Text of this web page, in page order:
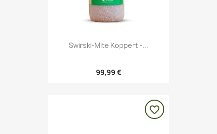
Swirski-Mite Koppert -...
99,99 €
favorite_border